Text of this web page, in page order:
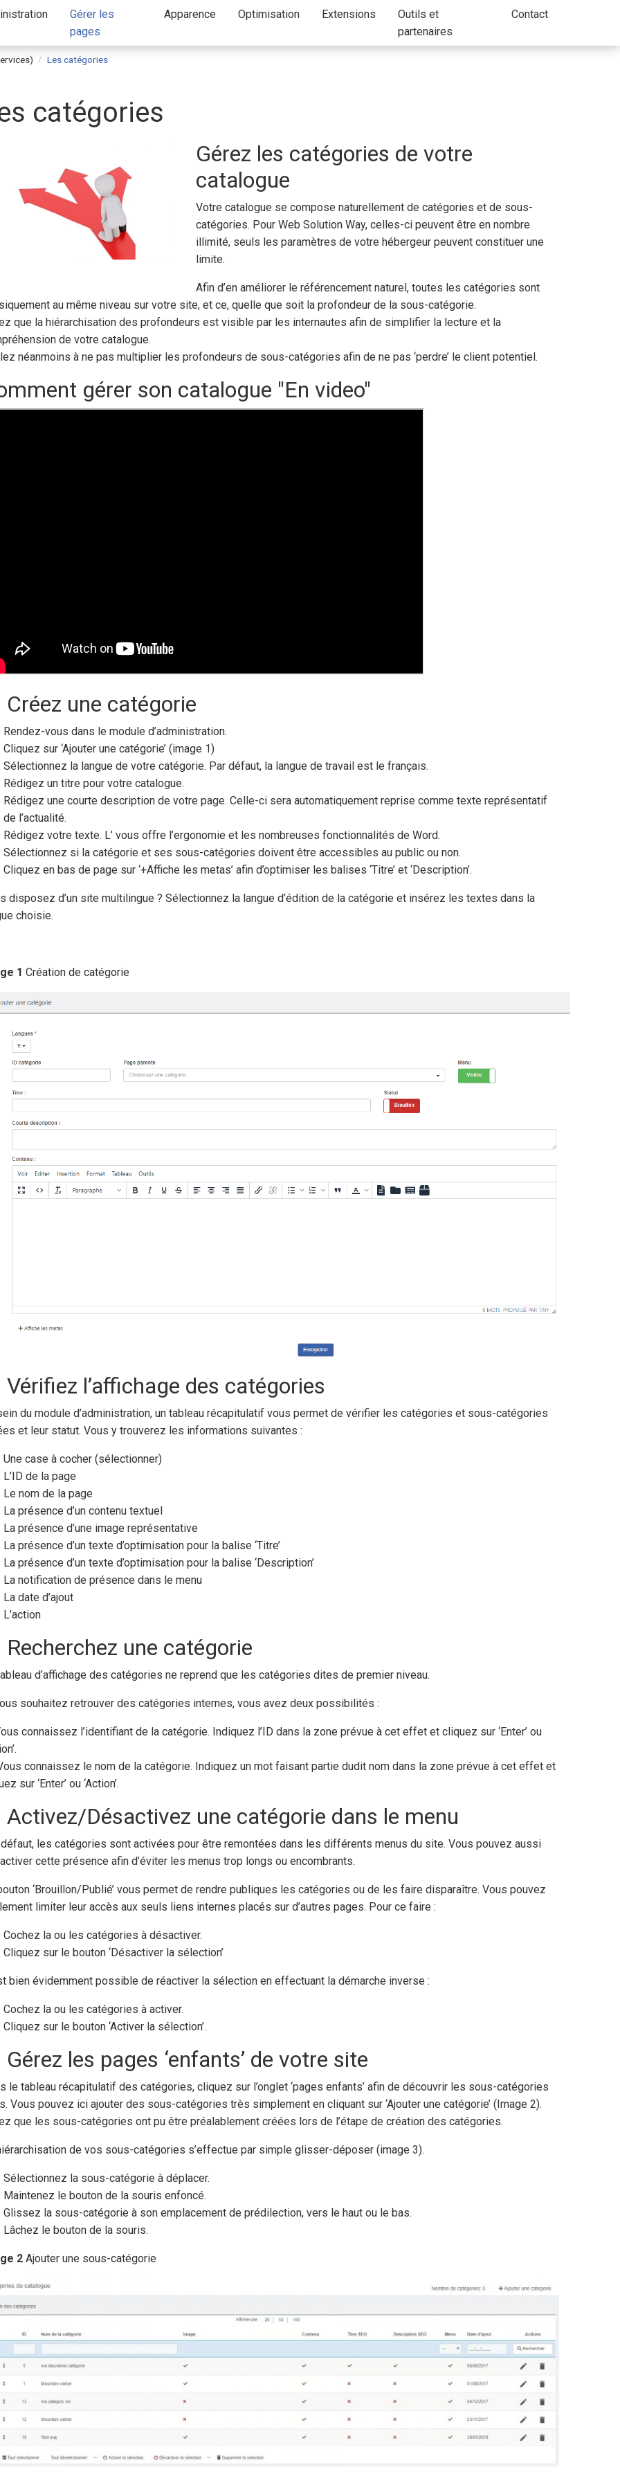
Gérer les
pages
Apparence Optimisation Extensions
Outils et
partenaires
Contact
Les catégories
catégories
Gérez les catégories de votre
catalogue
Votre catalogue se compose naturellement de catégories et de sous-
catégories. Pour Web Solution Way, celles-ci peuvent être en nombre
illimité, seuls les paramètres de votre hébergeur peuvent constituer une
limite.
Afin d’en améliorer le référencement naturel, toutes les catégories sont
au même niveau sur votre site, et ce, quelle que soit la profondeur de la sous-catégorie.
que la hiérarchisation des profondeurs est visible par les internautes afin de simplifier la lecture et la
de votre catalogue.
néanmoins à ne pas multiplier les profondeurs de sous-catégories afin de ne pas ‘perdre’ le client potentiel.
gérer son catalogue "En video"
Créez une catégorie
Rendez-vous dans le module d’administration.
Cliquez sur ‘Ajouter une catégorie’ (image 1)
Sélectionnez la langue de votre catégorie. Par défaut, la langue de travail est le français.
Rédigez un titre pour votre catalogue.
Rédigez une courte description de votre page. Celle-ci sera automatiquement reprise comme texte représentatif
de l’actualité.
Rédigez votre texte. L’ vous offre l’ergonomie et les nombreuses fonctionnalités de Word.
Sélectionnez si la catégorie et ses sous-catégories doivent être accessibles au public ou non.
Cliquez en bas de page sur ‘+Affiche les metas’ afin d’optimiser les balises ‘Titre’ et ‘Description’.
disposez d’un site multilingue ? Sélectionnez la langue d’édition de la catégorie et insérez les textes dans la
choisie.
1 Création de catégorie
Vérifiez l’affichage des catégories
du module d’administration, un tableau récapitulatif vous permet de vérifier les catégories et sous-catégories
et leur statut. Vous y trouverez les informations suivantes :
Une case à cocher (sélectionner)
L’ID de la page
Le nom de la page
La présence d’un contenu textuel
La présence d’une image représentative
La présence d’un texte d’optimisation pour la balise ‘Titre’
La présence d’un texte d’optimisation pour la balise ‘Description’
La notification de présence dans le menu
La date d’ajout
L’action
Recherchez une catégorie
d’affichage des catégories ne reprend que les catégories dites de premier niveau.
souhaitez retrouver des catégories internes, vous avez deux possibilités :
connaissez l’identifiant de la catégorie. Indiquez l’ID dans la zone prévue à cet effet et cliquez sur ‘Enter’ ou
connaissez le nom de la catégorie. Indiquez un mot faisant partie dudit nom dans la zone prévue à cet effet et
sur ‘Enter’ ou ‘Action’.
Activez/Désactivez une catégorie dans le menu
les catégories sont activées pour être remontées dans les différents menus du site. Vous pouvez aussi
cette présence afin d’éviter les menus trop longs ou encombrants.
‘Brouillon/Publié’ vous permet de rendre publiques les catégories ou de les faire disparaître. Vous pouvez
limiter leur accès aux seuls liens internes placés sur d’autres pages. Pour ce faire :
Cochez la ou les catégories à désactiver.
Cliquez sur le bouton ‘Désactiver la sélection’
bien évidemment possible de réactiver la sélection en effectuant la démarche inverse :
Cochez la ou les catégories à activer.
Cliquez sur le bouton ‘Activer la sélection’.
Gérez les pages ‘enfants’ de votre site
le tableau récapitulatif des catégories, cliquez sur l’onglet ‘pages enfants’ afin de découvrir les sous-catégories
Vous pouvez ici ajouter des sous-catégories très simplement en cliquant sur ‘Ajouter une catégorie’ (Image 2).
que les sous-catégories ont pu être préalablement créées lors de l’étape de création des catégories.
de vos sous-catégories s’effectue par simple glisser-déposer (image 3).
Sélectionnez la sous-catégorie à déplacer.
Maintenez le bouton de la souris enfoncé.
Glissez la sous-catégorie à son emplacement de prédilection, vers le haut ou le bas.
Lâchez le bouton de la souris.
2 Ajouter une sous-catégorie